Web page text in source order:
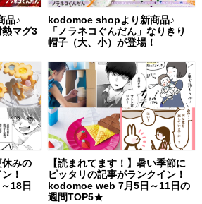
品♪
熱マグ3
kodomoe shopより新商品♪
「ノラネコぐんだん」なりきり
帽子（大、小）が登場！
休みの
！
18日
【読まれてます！】暑い季節に
ピッタリの記事がランクイン！
kodomoe web 7月5日～11日の
週間TOP5★